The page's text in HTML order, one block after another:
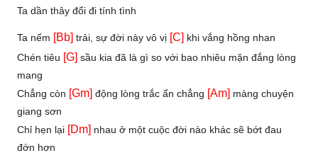
Ta dần thây đổi đi tính tình
Ta nếm [Bb] trải, sự đời này vô vị [C] khi vắng hồng nhan
Chén tiêu [G] sầu kia đã là gì so với bao nhiêu mặn đắng lòng
mang
Chẳng còn [Gm] động lòng trắc ẩn chẳng [Am] màng chuyện
giang sơn
Chỉ hẹn lại [Dm] nhau ở một cuộc đời nào khác sẽ bớt đau
đớn hơn